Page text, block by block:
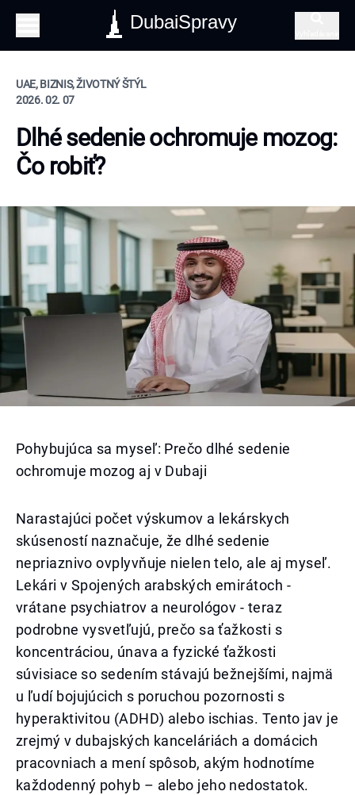
DubaiSpravy
UAE, BIZNIS, ŽIVOTNÝ ŠTÝL
2026. 02. 07
Dlhé sedenie ochromuje mozog:
Čo robiť?
Pohybujúca sa myseľ: Prečo dlhé sedenie
ochromuje mozog aj v Dubaji
Narastajúci počet výskumov a lekárskych
skúseností naznačuje, že dlhé sedenie
nepriaznivo ovplyvňuje nielen telo, ale aj myseľ.
Lekári v Spojených arabských emirátoch -
vrátane psychiatrov a neurológov - teraz
podrobne vysvetľujú, prečo sa ťažkosti s
koncentráciou, únava a fyzické ťažkosti
súvisiace so sedením stávajú bežnejšími, najmä
u ľudí bojujúcich s poruchou pozornosti s
hyperaktivitou (ADHD) alebo ischias. Tento jav je
zrejmý v dubajských kanceláriách a domácich
pracovniach a mení spôsob, akým hodnotíme
každodenný pohyb – alebo jeho nedostatok.